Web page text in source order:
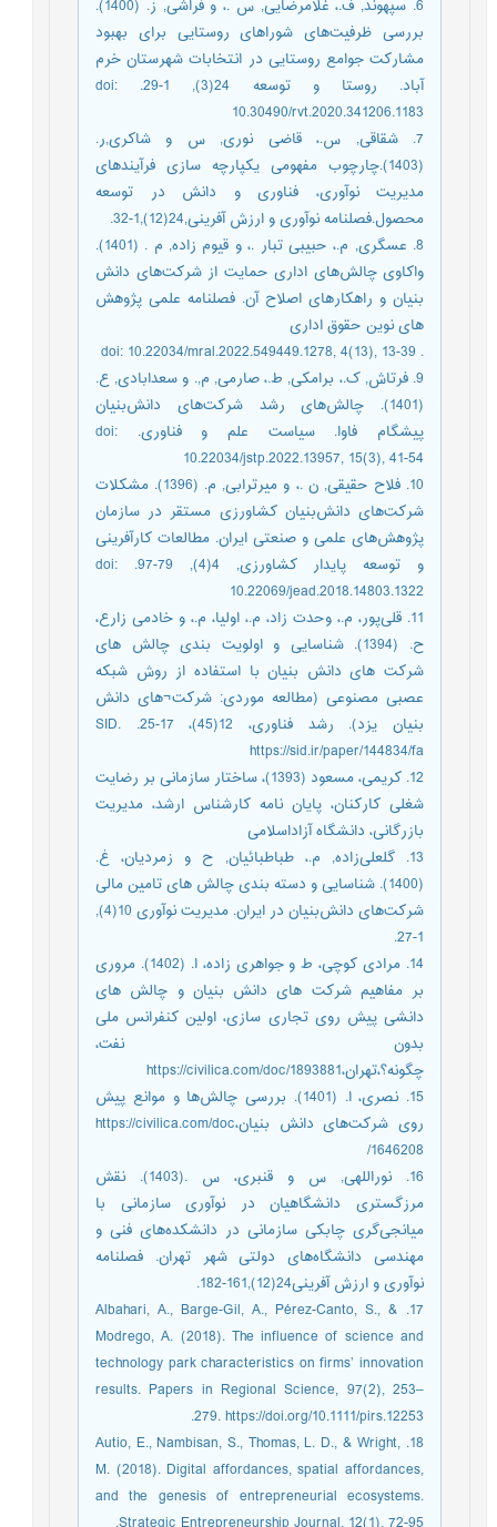
6. سپهوند, ف.، غلامرضایی, س .، و فراشی, ز. (1400).
بررسی ظرفیت‌های شوراهای روستایی برای بهبود
مشارکت جوامع روستایی در انتخابات شهرستان خرم
آباد. روستا و توسعه 24(3), 1-29. doi:
10.30490/rvt.2020.341206.1183
7. شقاقی, س.، قاضی نوری, س و شاکری,ر.
(1403).چارچوب مفهومی یکپارچه سازی فرآیندهای
مدیریت نوآوری، فناوری و دانش در توسعه
محصول.فصلنامه نوآوری و ارزش آفرینی,24(12),1-32.
8. عسگری, م.، حبیبی تبار .، و قیوم زاده, م . (1401).
واکاوی چالش‌های اداری حمایت از شرکت‌های دانش
بنیان و راهکارهای اصلاح آن. فصلنامه علمی پژوهش
های نوین حقوق اداری
. doi: 10.22034/mral.2022.549449.1278, 4(13), 13-39
9. فرتاش, ک.، برامکی, ط.، صارمی, م,. و سعدابادی, ع.
(1401). چالش‌های رشد شرکت‌های دانش‌بنیان
پیشگام فاوا. سیاست علم و فناوری. doi:
10.22034/jstp.2022.13957, 15(3), 41-54
10. فلاح حقیقی, ن .، و میرترابی, م. (1396). مشکلات
شرکت‌های دانش‌بنیان کشاورزی مستقر در سازمان
پژوهش‌های علمی و صنعتی ایران. مطالعات کارآفرینی
و توسعه پایدار کشاورزی, 4(4), 79-97. doi:
10.22069/jead.2018.14803.1322
11. قلی‌پور، م.، وحدت زاد، م.، اولیا، م.، و خادمی زارع،
ح. (1394). شناسایی و اولویت بندی چالش های
شرکت های دانش بنیان با استفاده از روش شبکه
عصبی مصنوعی (مطالعه موردی: شرکت¬های دانش
بنیان یزد). رشد فناوری، 12(45)، 17-25. SID.
https://sid.ir/paper/144834/fa
12. کریمی، مسعود (1393)، ساختار سازمانی بر رضایت
شغلی کارکنان، پایان نامه کارشناس ارشد، مدیریت
بازرگانی، دانشگاه آزاداسلامی
13. گلعلی‌زاده, م.، طباطبائیان, ح و زمردیان، غ.
(1400). شناسایی و دسته بندی چالش های تامین مالی
شرکت‌های دانش‌بنیان در ایران. مدیریت نوآوری 10(4),
14. مرادی کوچی، ط و جواهری زاده، ا. (1402). مروری
بر مفاهیم شرکت های دانش بنیان و چالش های
دانشی پیش روی تجاری سازی، اولین کنفرانس ملی
بدون نفت،
چگونه؟،تهران،https://civilica.com/doc/1893881
15. نصری، ا. (1401). بررسی چالش‌ها و موانع پیش
روی شرکت‌های دانش بنیان،https://civilica.com/doc
/1646208
16. نوراللهی, س و قنبری، س .(1403). نقش
مرزگستری دانشگاهیان در نوآوری سازمانی با
میانجی‌گری چابکی سازمانی در دانشکده‌های فنی و
مهندسی دانشگاه‌های دولتی شهر تهران. فصلنامه
نوآوری و ارزش آفرینی24(12),161-182.
17. Albahari, A., Barge-Gil, A., Pérez-Canto, S., &
Modrego, A. (2018). The influence of science and
technology park characteristics on firms’ innovation
results. Papers in Regional Science, 97(2), 253–
279. https://doi.org/10.1111/pirs.12253.
18. Autio, E., Nambisan, S., Thomas, L. D., & Wright,
M. (2018). Digital affordances, spatial affordances,
and the genesis of entrepreneurial ecosystems.